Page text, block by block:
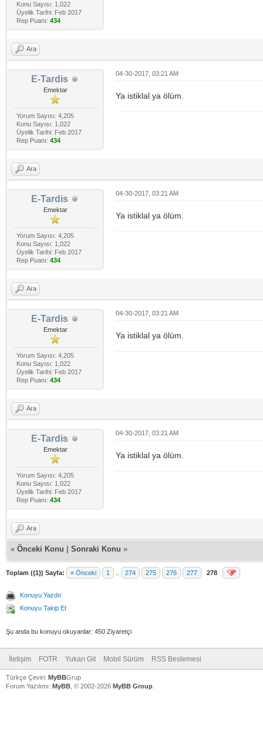
Konu Sayısı: 1,022
Üyelik Tarihi: Feb 2017
Rep Puanı: 434
Ara
E-Tardis
Emektar
Yorum Sayısı: 4,205
Konu Sayısı: 1,022
Üyelik Tarihi: Feb 2017
Rep Puanı: 434
04-30-2017, 03:21 AM
Ya istiklal ya ölüm.
Ara
E-Tardis
Emektar
Yorum Sayısı: 4,205
Konu Sayısı: 1,022
Üyelik Tarihi: Feb 2017
Rep Puanı: 434
04-30-2017, 03:21 AM
Ya istiklal ya ölüm.
Ara
E-Tardis
Emektar
Yorum Sayısı: 4,205
Konu Sayısı: 1,022
Üyelik Tarihi: Feb 2017
Rep Puanı: 434
04-30-2017, 03:21 AM
Ya istiklal ya ölüm.
Ara
E-Tardis
Emektar
Yorum Sayısı: 4,205
Konu Sayısı: 1,022
Üyelik Tarihi: Feb 2017
Rep Puanı: 434
04-30-2017, 03:21 AM
Ya istiklal ya ölüm.
Ara
« Önceki Konu Sonraki Konu »
Toplam ({1}) Sayfa: « Önceki 1 274 275 276 277 278
Konuyu Yazdır
Konuyu Takip Et
Şu anda bu konuyu okuyanlar: 450 Ziyaretçi
İletişim FOTR Yukarı Git Mobil Sürüm RSS Beslemesi
Türkçe Çeviri: MyBBGrup
Forum Yazılımı: MyBB , © 2002-2026 MyBB Group